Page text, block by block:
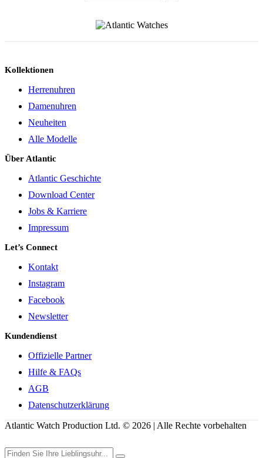
Kollektionen
Herrenuhren
Damenuhren
Neuheiten
Alle Modelle
Über Atlantic
Atlantic Geschichte
Download Center
Jobs & Karriere
Impressum
Let’s Connect
Kontakt
Instagram
Facebook
Newsletter
Kundendienst
Offizielle Partner
Hilfe & FAQs
AGB
Datenschutzerklärung
Atlantic Watch Production Ltd. © 2026 | Alle Rechte vorbehalten